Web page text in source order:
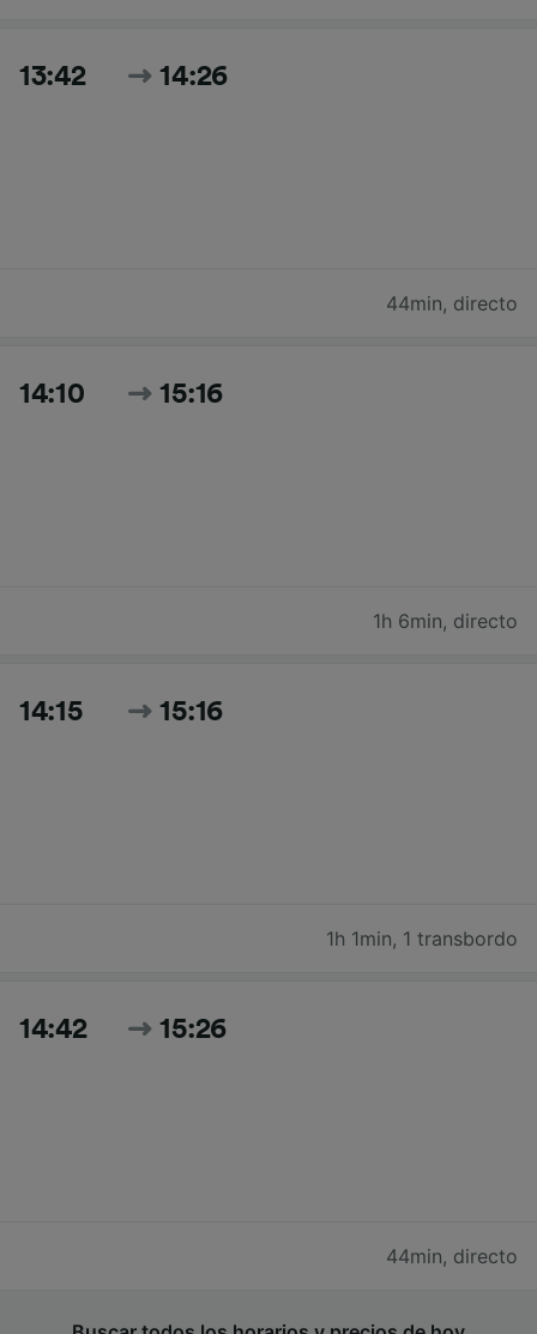
13:42 14:26
44min, directo
14:10 15:16
1h 6min, directo
14:15 15:16
1h 1min, 1 transbordo
14:42 15:26
44min, directo